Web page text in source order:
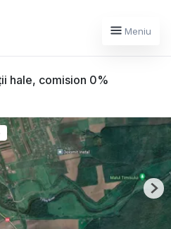
Meniu
hale, comision 0%